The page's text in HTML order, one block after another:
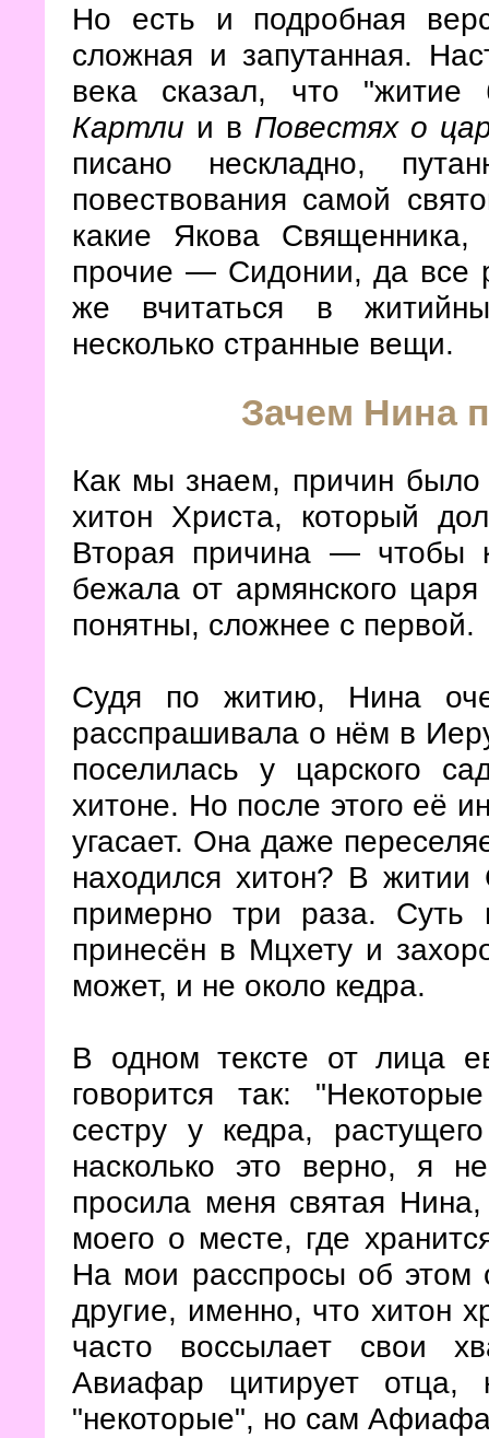
Но есть и подробная
сложная и запутанная.
века сказал, что
Картли и в Повестях о
писано нескладно,
повествования самой
какие Якова
прочие — Сидонии, да все
же вчитаться в
несколько странные вещи.
Зачем Нина
Как мы знаем, причин было
хитон Христа, который
Вторая причина — чтобы
бежала от армянского
понятны, сложнее с первой.
Судя по житию, Нина
расспрашивала о нём в
поселилась у царского
хитоне. Но после этого её
угасает. Она даже
находился хитон? В
примерно три раза. Суть
принесён в Мцхету и
может, и не около кедра.
В одном тексте от лица
говорится так:
сестру у кедра,
насколько это верно, я
просила меня святая
моего о месте, где
На мои расспросы об этом
другие, именно, что хитон
часто воссылает свои
Авиафар цитирует
"некоторые", но сам